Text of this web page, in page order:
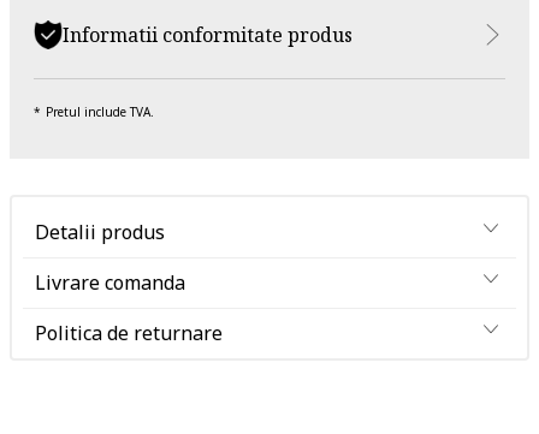
Informatii conformitate produs
Pretul include TVA.
Detalii produs
Livrare comanda
Politica de returnare